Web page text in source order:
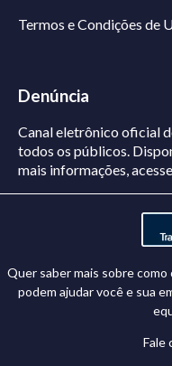
Termos e Condições de
Denúncia
Canal eletrônico oficial
todos os públicos.
mais informações,
Quer saber mais sobre
podem ajudar você e sua
Fale